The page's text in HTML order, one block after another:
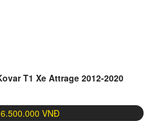
T1 Xe Attrage 2012-2020
6.500.000 VNĐ